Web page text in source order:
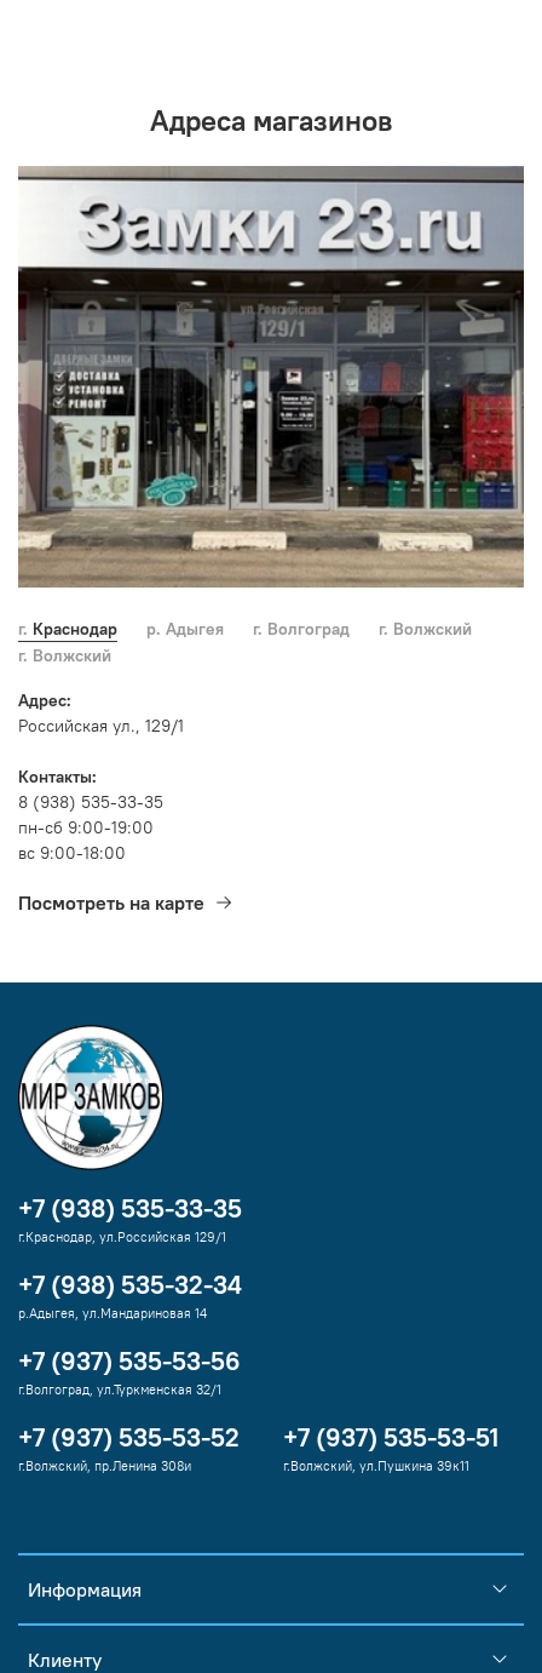
Адреса магазинов
г. Краснодар р. Адыгея г. Волгоград
г. Волжский
г. Волжский
Адрес:
Российская ул., 129/1
Контакты:
8 (938) 535-33-35
пн-сб 9:00-19:00
вс 9:00-18:00
Посмотреть на карте
Информация
Клиенту
+7 (938) 535-33-35
г.Краснодар, ул.Российская 129/1
+7 (938) 535-32-34
р.Адыгея, ул.Мандариновая 14
+7 (937) 535-53-56
г.Волгоград, ул.Туркменская 32/1
+7 (937) 535-53-52
г.Волжский, пр.Ленина 308и
+7 (937) 535-53-51
г.Волжский, ул.Пушкина 39к11